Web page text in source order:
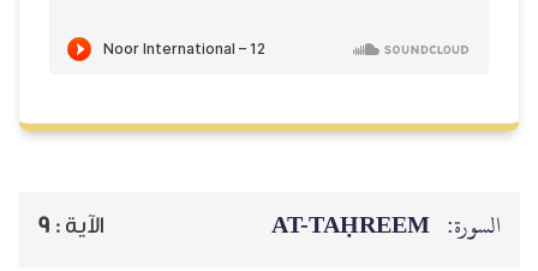
السورة: AT-TAḤREEM الآية : 9